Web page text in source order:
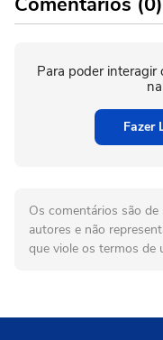
Para poder interagir
Fazer
Os comentários são de
autores e não
que viole os termos de